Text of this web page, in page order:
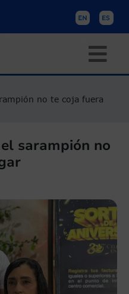
no te coja fuera
sarampión no